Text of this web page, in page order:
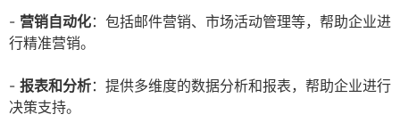
- 营销自动化：包括邮件营销、市场活动管理等，帮助企业进
行精准营销。
- 报表和分析：提供多维度的数据分析和报表，帮助企业进行
决策支持。